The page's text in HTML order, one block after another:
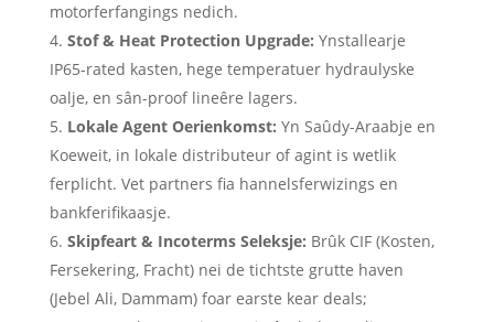
motorferfangings nedich.
Stof & Heat Protection Upgrade: Ynstallearje
IP65-rated kasten, hege temperatuer hydraulyske
oalje, en sân-proof lineêre lagers.
Lokale Agent Oerienkomst: Yn Saûdy-Araabje en
Koeweit, in lokale distributeur of agint is wetlik
ferplicht. Vet partners fia hannelsferwizings en
bankferifikaasje.
Skipfeart & Incoterms Seleksje: Brûk CIF (Kosten,
Fersekering, Fracht) nei de tichtste grutte haven
(Jebel Ali, Dammam) foar earste kear deals;